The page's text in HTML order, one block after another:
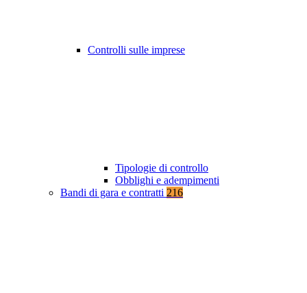
Controlli sulle imprese
Tipologie di controllo
Obblighi e adempimenti
Bandi di gara e contratti 216